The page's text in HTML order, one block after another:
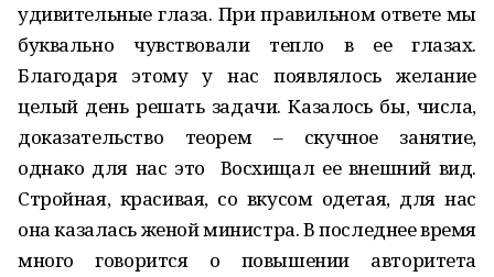
удивительные глаза. При правильном ответе мы
буквально чувствовали тепло в ее глазах.
Благодаря этому у нас появлялось желание
целый день решать задачи. Казалось бы, числа,
доказательство теорем – скучное занятие,
однако для нас это Восхищал ее внешний вид.
Стройная, красивая, со вкусом одетая, для нас
она казалась женой министра. В последнее время
много говорится о повышении авторитета